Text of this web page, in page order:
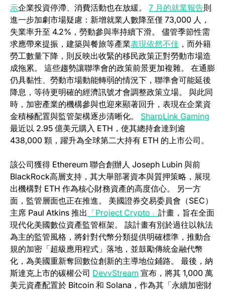
示企業投資停滯、消費活動也在放緩。 7 月的就業報告則
進一步加劇市場疑慮：新增就業人數降至僅 73,000 人，
失業率升至 4.2%，勞動參與率持續下滑。 儘管季節性需
求應帶來提振，建築與餐旅等產業表現依然不佳 ，而外籍
勞工數量下降，則反映出收緊的移民政策正對勞動市場造
成拖累。 這些趨勢讓聯準會的政策前景更加複雜。 在通膨
仍具黏性、勞動市場動能轉弱的情況下，聯準會可能延後
降息，等待更明確的經濟訊號才會調整政策立場。 與此同
時，加密產業的機構參與也迎來顯著回升，表現在企業資
金積極配置與監管架構逐步清晰化。 SharpLink Gaming
最近以 2.95 億美元購入 ETH，使其總持倉達到逾
438,000 顆，躍升為全球第二大持有 ETH 的上市公司。
該公司獲得 Ethereum 聯合創辦人 Joseph Lubin 與前
BlackRock高層支持，其大舉部署資本與質押策略，展現
出機構對 ETH 作為核心財務資產的高度信心。 另一方
面，監管層面也正在推進。 美國證券交易委員會（SEC）
主席 Paul Atkins 推出 「Project Crypto」 計畫，旨在全面
現代化美國數位資產監管框架。 該計畫有別於過往以執法
為主的監管風格，將針對代幣分類提供明確標準，推動合
規的加密「超級應用程式」落地，並鼓勵傳統金融代幣
化，為美國重新奪回數位創新的主導地位鋪路。 最後，納
斯達克上市的碳權公司 DevvStream 宣布，將其 1,000 萬
美元資產配置於 Bitcoin 和 Solana，作為其「永續加密財